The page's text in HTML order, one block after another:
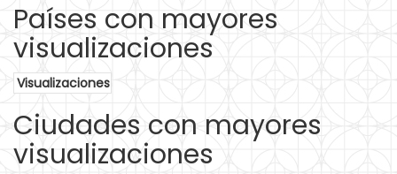
Países con mayores
visualizaciones
Visualizaciones
Ciudades con mayores
visualizaciones